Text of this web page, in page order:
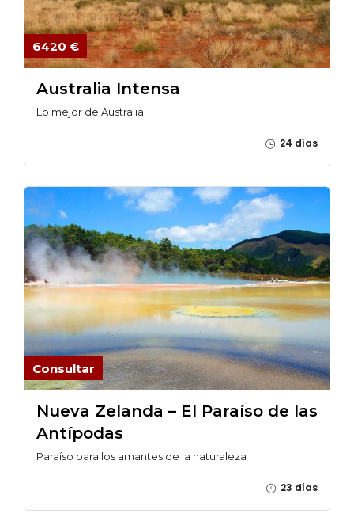
6420 €
Australia Intensa
Lo mejor de Australia
24 días
Consultar
Nueva Zelanda – El Paraíso de las
Antípodas
Paraíso para los amantes de la naturaleza
23 días